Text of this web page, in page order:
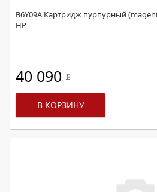
B6Y09A Картридж пурпурный
HP
40 090 Р
В КОРЗИНУ